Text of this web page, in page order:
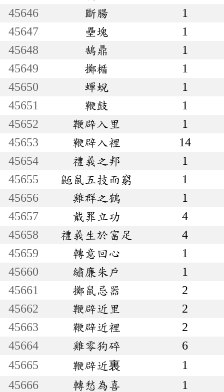
45646
斷腸
1
45647
壘塊
1
45648
鵠鼎
1
45649
擲楯
1
45650
蟬蛻
1
45651
鞭鼓
1
45652
鞭辟入里
1
45653
鞭辟入裡
14
45654
禮義之邦
1
45655
鼫鼠五技而窮
1
45656
雞群之鶴
1
45657
戴罪立功
4
45658
禮義生於富足
4
45659
轉意回心
1
45660
繡廉朱戶
1
45661
擲鼠忌器
2
45662
鞭辟近里
2
45663
鞭辟近裡
2
45664
雞零狗碎
6
45665
鞭辟近裏
1
45666
轉愁為喜
1